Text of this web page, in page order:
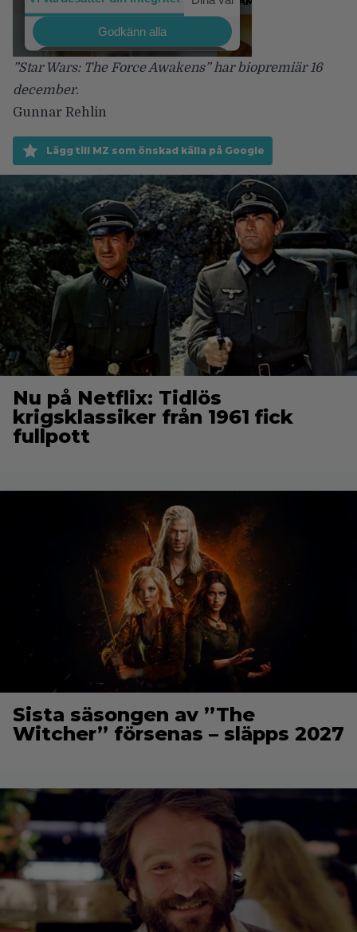
”Star Wars: The Force Awakens” har biopremiär 16
december.
Gunnar Rehlin
Lägg till MZ som önskad källa på Google
Nu på Netflix: Tidlös
krigsklassiker från 1961 fick
fullpott
Sista säsongen av ”The
Witcher” försenas – släpps 2027